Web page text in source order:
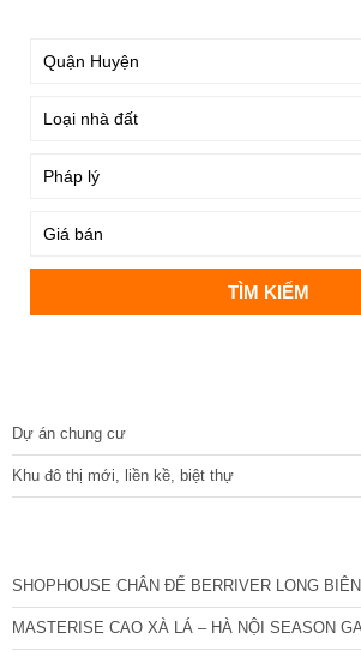
Dự án chung cư
Khu đô thị mới, liền kề, biệt thự
SHOPHOUSE CHÂN ĐẾ BERRIVER LONG BIÊN
MASTERISE CAO XÀ LÁ – HÀ NỘI SEASON